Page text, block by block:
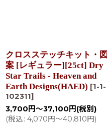
クロスステッチキット・図
案 [レギュラー][25ct] Dry
Star Trails - Heaven and
Earth Designs(HAED) [1-1-
102311]
3,700 円～37,100 円 (税別)
(税込: 4,070円～40,810円)